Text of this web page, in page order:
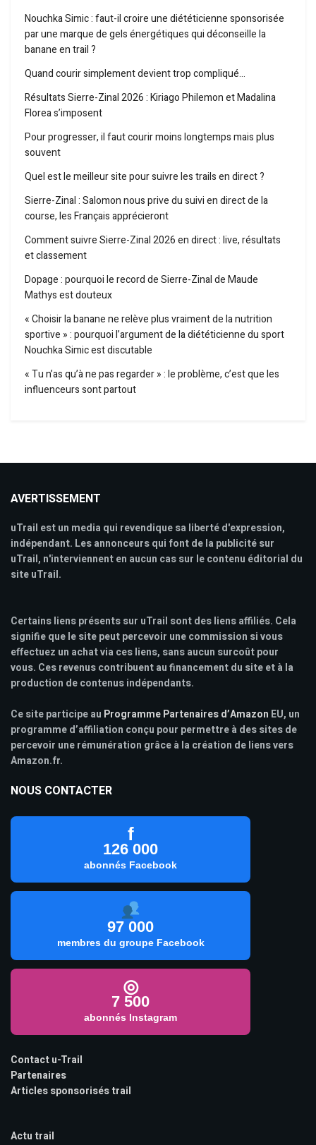
Nouchka Simic : faut-il croire une diététicienne sponsorisée
par une marque de gels énergétiques qui déconseille la
banane en trail ?
Quand courir simplement devient trop compliqué…
Résultats Sierre-Zinal 2026 : Kiriago Philemon et Madalina
Florea s’imposent
Pour progresser, il faut courir moins longtemps mais plus
souvent
Quel est le meilleur site pour suivre les trails en direct ?
Sierre-Zinal : Salomon nous prive du suivi en direct de la
course, les Français apprécieront
Comment suivre Sierre-Zinal 2026 en direct : live, résultats
et classement
Dopage : pourquoi le record de Sierre-Zinal de Maude
Mathys est douteux
« Choisir la banane ne relève plus vraiment de la nutrition
sportive » : pourquoi l’argument de la diététicienne du sport
Nouchka Simic est discutable
« Tu n’as qu’à ne pas regarder » : le problème, c’est que les
influenceurs sont partout
AVERTISSEMENT
uTrail est un media qui revendique sa liberté d'expression,
indépendant. Les annonceurs qui font de la publicité sur
uTrail, n'interviennent en aucun cas sur le contenu éditorial du
site uTrail.
Certains liens présents sur uTrail sont des liens affiliés. Cela
signifie que le site peut percevoir une commission si vous
effectuez un achat via ces liens, sans aucun surcoût pour
vous. Ces revenus contribuent au financement du site et à la
production de contenus indépendants.
Ce site participe au Programme Partenaires d’Amazon EU, un
programme d’affiliation conçu pour permettre à des sites de
percevoir une rémunération grâce à la création de liens vers
Amazon.fr.
NOUS CONTACTER
f
126 000
abonnés Facebook
97 000
membres du groupe Facebook
◎
7 500
abonnés Instagram
Contact u-Trail
Partenaires
Articles sponsorisés trail
Actu trail